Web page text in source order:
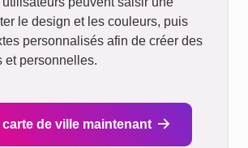
le design et les couleurs, puis
personnalisés afin de créer des
et personnelles.
de ville maintenant